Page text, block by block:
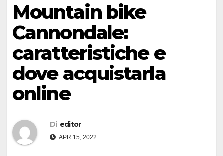
Mountain bike
Cannondale:
caratteristiche e
dove acquistarla
online
Di editor
APR 15, 2022